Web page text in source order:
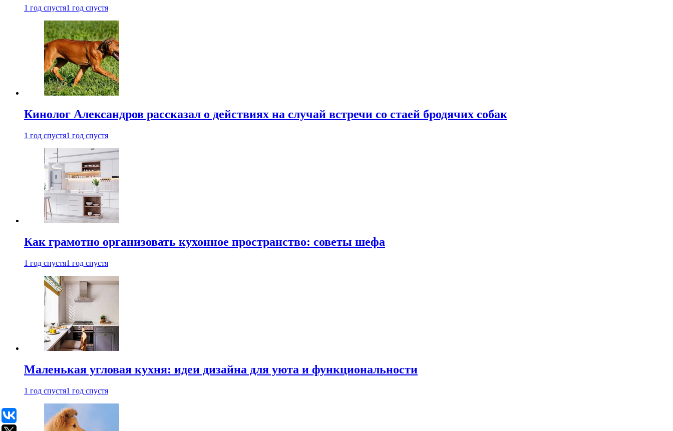
1 год спустя1 год спустя
Кинолог Александров рассказал о действиях на случай встречи со стаей бродячих собак
1 год спустя1 год спустя
Как грамотно организовать кухонное пространство: советы шефа
1 год спустя1 год спустя
Маленькая угловая кухня: идеи дизайна для уюта и функциональности
1 год спустя1 год спустя